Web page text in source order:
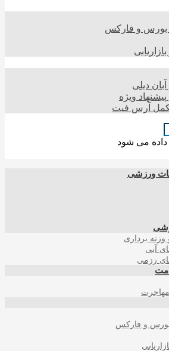
بورس و فارکس
دیلی
ویژه
آرس فیت
داده می شود
ورزشی
وزنه برداری
آبی
رزمی
بورس و فارکس